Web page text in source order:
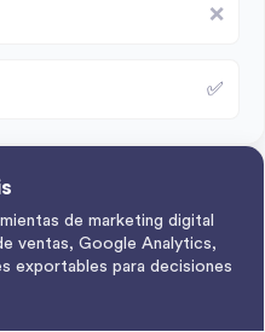
❌
✅
de marketing digital
ventas, Google Analytics,
exportables para decisiones